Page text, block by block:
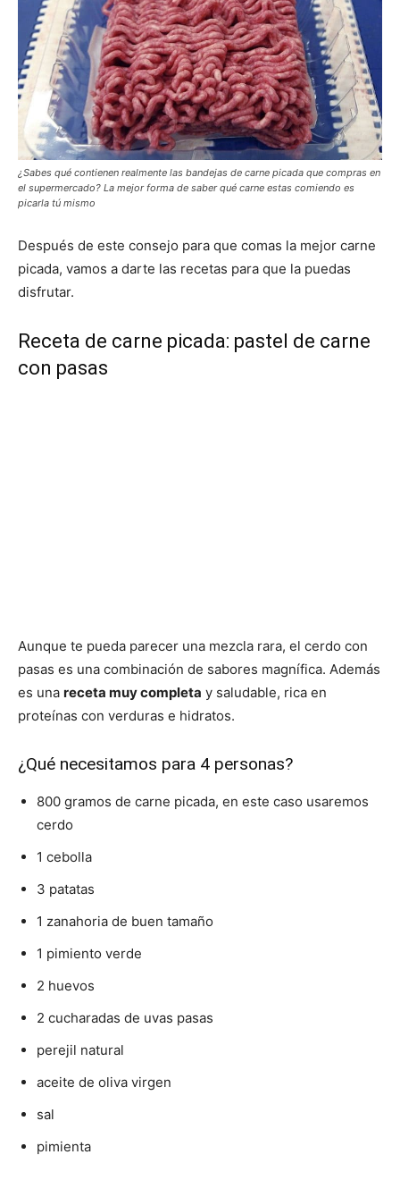
¿Sabes qué contienen realmente las bandejas de carne picada que compras en
el supermercado? La mejor forma de saber qué carne estas comiendo es
picarla tú mismo
Después de este consejo para que comas la mejor carne
picada, vamos a darte las recetas para que la puedas
disfrutar.
Receta de carne picada: pastel de carne
con pasas
Aunque te pueda parecer una mezcla rara, el cerdo con
pasas es una combinación de sabores magnífica. Además
es una receta muy completa y saludable, rica en
proteínas con verduras e hidratos.
¿Qué necesitamos para 4 personas?
800 gramos de carne picada, en este caso usaremos
cerdo
1 cebolla
3 patatas
1 zanahoria de buen tamaño
1 pimiento verde
2 huevos
2 cucharadas de uvas pasas
perejil natural
aceite de oliva virgen
sal
pimienta